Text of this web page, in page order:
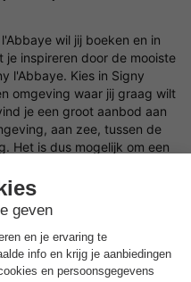
wil jij boeken en in
inspireren door de mooiste
l'Abbaye. Kies in Signy
omgeving waar jij graag wilt
je een groot aanbod aan
aan zee, tussen de
Het is dus mogelijk om een
in Signy l'Abbaye op
maken van een groot
bungalow naar wens